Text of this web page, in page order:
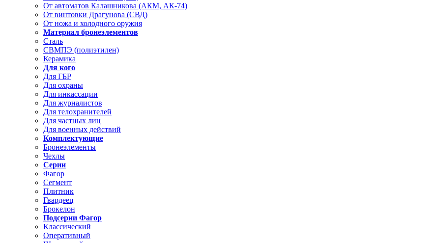
От автоматов Калашникова (АКМ, АК-74)
От винтовки Драгунова (СВД)
От ножа и холодного оружия
Материал бронеэлементов
Сталь
СВМПЭ (полиэтилен)
Керамика
Для кого
Для ГБР
Для охраны
Для инкассации
Для журналистов
Для телохранителей
Для частных лиц
Для военных действий
Комплектующие
Бронеэлементы
Чехлы
Серии
Фагор
Сегмент
Плитник
Гвардеец
Брокелон
Подсерии Фагор
Классический
Оперативный